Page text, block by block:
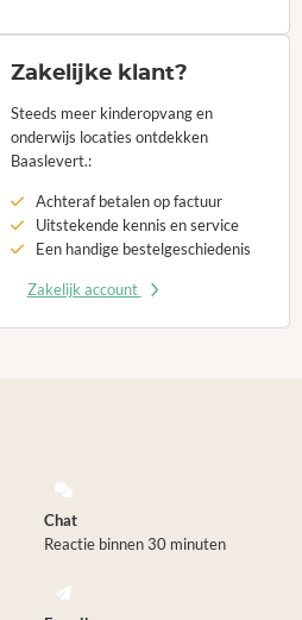
Zakelijke klant?
Steeds meer kinderopvang en
onderwijs locaties ontdekken
Baaslevert.:
Achteraf betalen op factuur
Uitstekende kennis en service
Een handige bestelgeschiedenis
Zakelijk account
Chat
Reactie binnen 30 minuten